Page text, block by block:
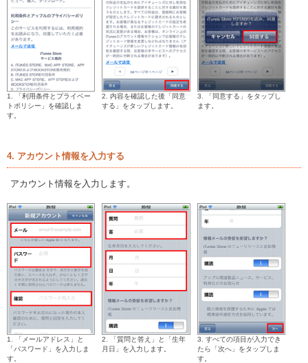
1. 「利用条件とプライベー
トポリシー」を確認しま
す。
2. 内容を確認した後「同意
する」をタップします。
3. 「同意する」をタップし
ます。
4. アカウント情報を入力する
アカウント情報を入力します。
1. 「メールアドレス」と
「パスワード」を入力しま
す。
2. 「質問と答え」と「生年
月日」を入力します。
3. すべての項目が入力でき
たら「次へ」をタップしま
す。